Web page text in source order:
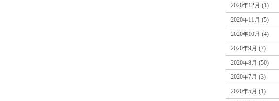
2020年12月 (1)
2020年11月 (5)
2020年10月 (4)
2020年9月 (7)
2020年8月 (50)
2020年7月 (3)
2020年5月 (1)